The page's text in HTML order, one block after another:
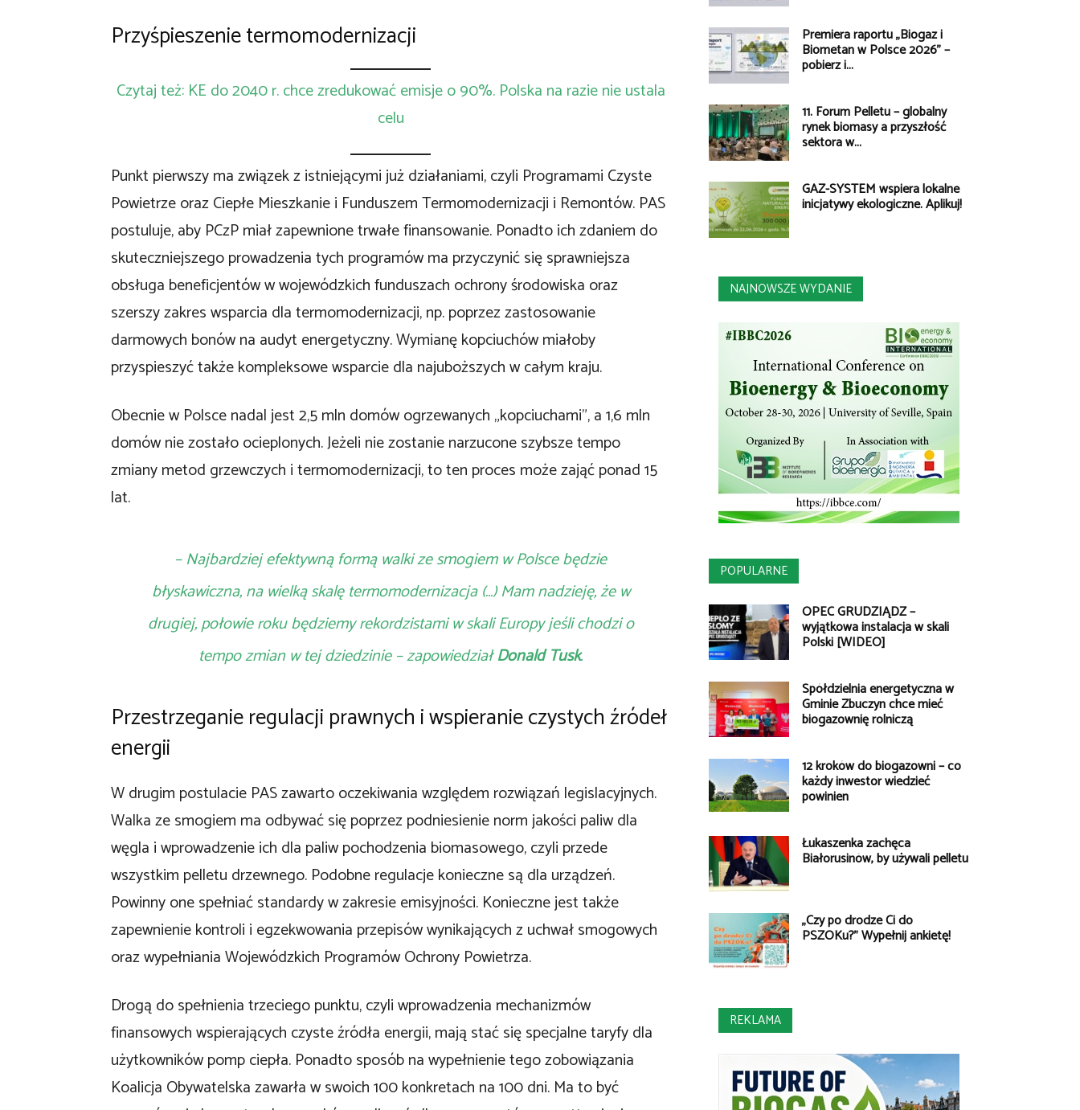
Przyśpieszenie termomodernizacji
Czytaj też: KE do 2040 r. chce zredukować emisje o 90%. Polska na razie nie ustala
celu
Punkt pierwszy ma związek z istniejącymi już działaniami, czyli Programami Czyste
Powietrze oraz Ciepłe Mieszkanie i Funduszem Termomodernizacji i Remontów. PAS
postuluje, aby PCzP miał zapewnione trwałe finansowanie. Ponadto ich zdaniem do
skuteczniejszego prowadzenia tych programów ma przyczynić się sprawniejsza
obsługa beneficjentów w wojewódzkich funduszach ochrony środowiska oraz
szerszy zakres wsparcia dla termomodernizacji, np. poprzez zastosowanie
darmowych bonów na audyt energetyczny. Wymianę kopciuchów miałoby
przyspieszyć także kompleksowe wsparcie dla najuboższych w całym kraju.
Obecnie w Polsce nadal jest 2,5 mln domów ogrzewanych „kopciuchami”, a 1,6 mln
domów nie zostało ocieplonych. Jeżeli nie zostanie narzucone szybsze tempo
zmiany metod grzewczych i termomodernizacji, to ten proces może zająć ponad 15
lat.
– Najbardziej efektywną formą walki ze smogiem w Polsce będzie
błyskawiczna, na wielką skalę termomodernizacja (…) Mam nadzieję, że w
drugiej, połowie roku będziemy rekordzistami w skali Europy jeśli chodzi o
tempo zmian w tej dziedzinie – zapowiedziałDonald Tusk.
Przestrzeganie regulacji prawnych i wspieranie czystych źródeł
energii
W drugim postulacie PAS zawarto oczekiwania względem rozwiązań legislacyjnych.
Walka ze smogiem ma odbywać się poprzez podniesienie norm jakości paliw dla
węgla i wprowadzenie ich dla paliw pochodzenia biomasowego, czyli przede
wszystkim pelletu drzewnego. Podobne regulacje konieczne są dla urządzeń.
Powinny one spełniać standardy w zakresie emisyjności. Konieczne jest także
zapewnienie kontroli i egzekwowania przepisów wynikających z uchwał smogowych
oraz wypełniania Wojewódzkich Programów Ochrony Powietrza.
Drogą do spełnienia trzeciego punktu, czyli wprowadzenia mechanizmów
finansowych wspierających czyste źródła energii, mają stać się specjalne taryfy dla
użytkowników pomp ciepła. Ponadto sposób na wypełnienie tego zobowiązania
Koalicja Obywatelska zawarła w swoich 100 konkretach na 100 dni. Ma to być
Premiera raportu „Biogaz i
Biometan w Polsce 2026” –
pobierz i...
11. Forum Pelletu – globalny
rynek biomasy a przyszłość
sektora w...
GAZ-SYSTEM wspiera lokalne
inicjatywy ekologiczne. Aplikuj!
NAJNOWSZE WYDANIE
POPULARNE
OPEC GRUDZIĄDZ –
wyjątkowa instalacja w skali
Polski [WIDEO]
Spółdzielnia energetyczna w
Gminie Zbuczyn chce mieć
biogazownię rolniczą
12 kroków do biogazowni – co
każdy inwestor wiedzieć
powinien
Łukaszenka zachęca
Białorusinów, by używali pelletu
„Czy po drodze Ci do
PSZOKu?” Wypełnij ankietę!
REKLAMA